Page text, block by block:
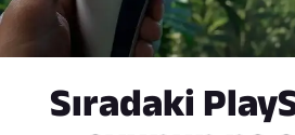
Sıradaki